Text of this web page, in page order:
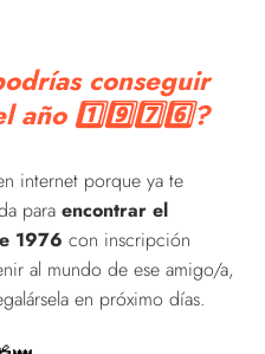
conseguir
año 1️⃣9️⃣7️⃣6️⃣?
internet porque ya te
para encontrar el
1976 con inscripción
al mundo de ese amigo/a,
en próximo días.